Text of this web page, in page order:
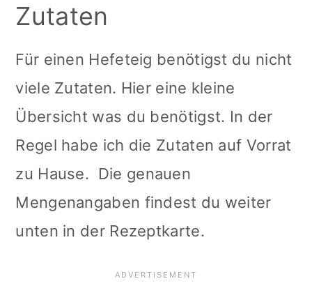
Zutaten
Für einen Hefeteig benötigst du nicht
viele Zutaten. Hier eine kleine
Übersicht was du benötigst. In der
Regel habe ich die Zutaten auf Vorrat
zu Hause.
Die genauen
Mengenangaben findest du weiter
unten in der Rezeptkarte.